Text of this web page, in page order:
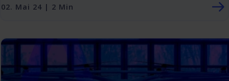
02. Mai 24 | 2 Min